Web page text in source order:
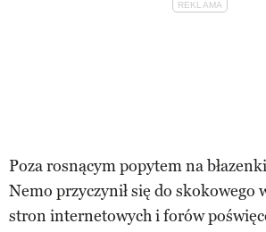
Poza rosnącym popytem na
Nemo przyczynił się do skokowego
stron internetowych i forów